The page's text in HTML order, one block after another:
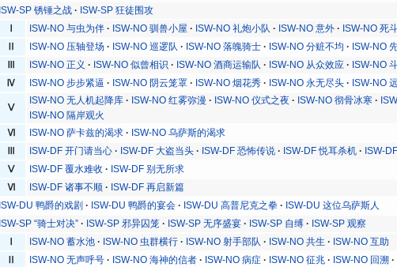
ISW-SP 锈锤之战 ISW-SP 狂徒围攻
ISW-NO 与虫为伴 ISW-NO 驯兽小屋 ISW-NO 礼炮小队 ISW-NO 意外
ISW-NO 死
ISW-NO 压轴登场 ISW-NO 巡逻队 ISW-NO 落魄骑士 ISW-NO 分赃不均
ISW-NO
ISW-NO 正义 ISW-NO 似曾相识 ISW-NO 酒商运输队 ISW-NO 从众效应 ISW-NO
Ⅳ
ISW-NO 步步紧逼 ISW-NO 阴云笼罩 ISW-NO 烟花秀 ISW-NO 永无尽头 ISW-NO
Ⅴ
ISW-NO 无人机起降库 ISW-NO 红雾弥漫 ISW-NO 仪式之夜 ISW-NO 彻骨冰寒
ISW-NO 隔岸观火
Ⅵ
ISW-NO 萨卡兹的渴求 ISW-NO 乌萨斯的渴求
ISW-DF 开门请当心 ISW-DF 大盗当头 ISW-DF 恐怖传说 ISW-DF 悦耳杀机
ISW-
Ⅴ
ISW-DF 覆水难收
ISW-DF 别无所求
Ⅵ
ISW-DF 诸事不顺
ISW-DF 再启新篇
ISW-DU 鸭爵的戏剧 ISW-DU 鸭爵的宴会 ISW-DU 高普尼克之拳
ISW-DU 这位乌萨斯人
ISW-SP “骑士对决” ISW-SP 邪异囚笼 ISW-SP 无序盛宴 ISW-SP 自缚 ISW-SP 观察
ISW-NO 蓄水池 ISW-NO 虫群横行 ISW-NO 射手部队 ISW-NO 共生
ISW-NO 互助
ISW-NO 无声呼号 ISW-NO 海神的信者 ISW-NO 病症 ISW-NO 征兆 ISW-NO 回溯